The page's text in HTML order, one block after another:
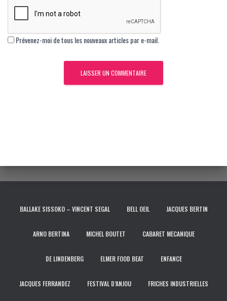
Prévenez-moi de tous les nouveaux articles par e-mail.
BALLAKE SISSOKO – VINCENT SEGAL BELL OEIL JACQUES BERTIN
ARNO BERTINA MICHEL BOUTET CABARET MECANIQUE
DE LINDENBERG ELMER FOOD BEAT ENFANCE
JACQUES FERRANDEZ FESTIVAL D’ANJOU FRICHES INDUSTRIELLES